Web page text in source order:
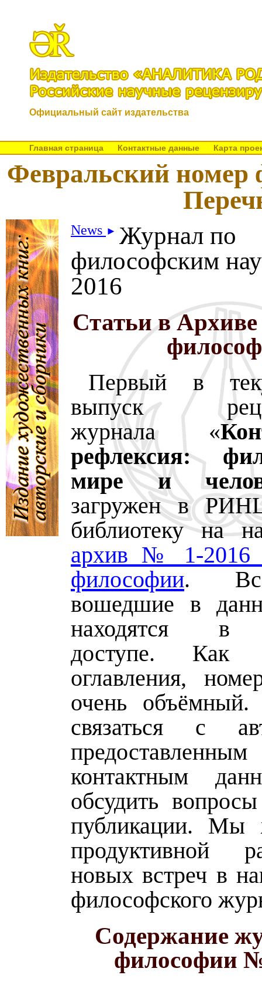
Официальный сайт издательства
Главная страница Контактные данные Карта
Февральский номер
News ► Журнал по
философским
2016
Статьи в
Первый в
выпуск
журнала «
рефлексия:
мире и
загружен в
библиотеку на
архив № 1-2016
философии.
вошедшие в
находятся в
доступе. Как
оглавления,
очень
связаться с
контактным
обсудить
публикации. Мы
продуктивной
новых встреч в
философского
Содержание
философии